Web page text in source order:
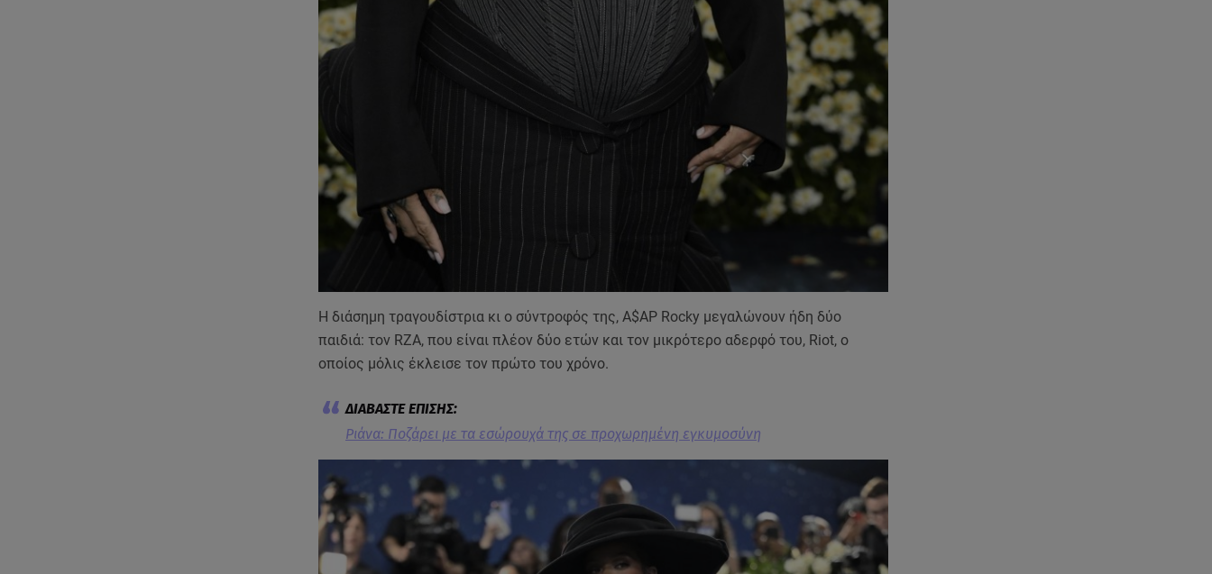
Η διάσημη τραγουδίστρια κι ο σύντροφός της, A$AP Rocky μεγαλώνουν ήδη δύο
παιδιά: τον RZA, που είναι πλέον δύο ετών και τον μικρότερο αδερφό του, Riot, ο
οποίος μόλις έκλεισε τον πρώτο του χρόνο.
Ριάνα: Ποζάρει με τα εσώρουχά της σε προχωρημένη εγκυμοσύνη